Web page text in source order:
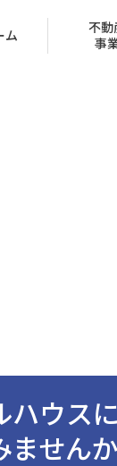
ム
不動
事
セージ
ハウス
せんか